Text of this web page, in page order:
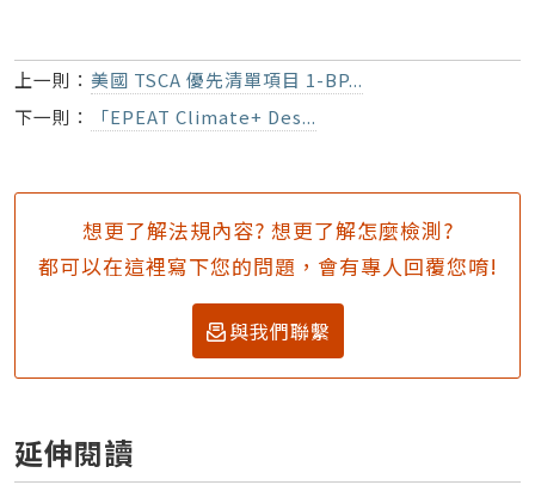
上一則： 美國 TSCA 優先清單項目 1-BP...
下一則：
「EPEAT Climate+ Des...
想更了解法規內容? 想更了解怎麼檢測?
都可以在這裡寫下您的問題，會有專人回覆您唷!
與我們聯繫
延伸閱讀